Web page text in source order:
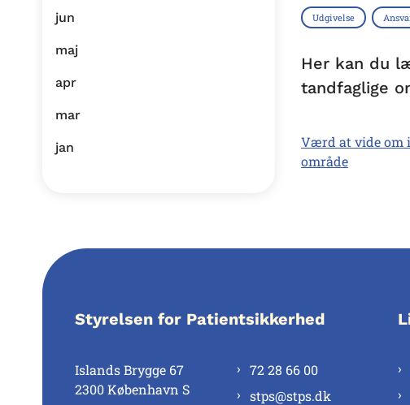
jun
maj
apr
mar
jan
Udgivelse
Her kan du
tandfaglige
Værd at vide om
område
Styrelsen for Patientsikkerhed
Islands Brygge 67
2300 København S
72 28 66 00
stps@stps.dk